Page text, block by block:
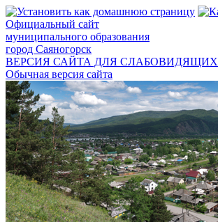
Официальный сайт
муниципального образования
город Саяногорск
ВЕРСИЯ САЙТА ДЛЯ СЛАБОВИДЯЩИХ
Обычная версия сайта